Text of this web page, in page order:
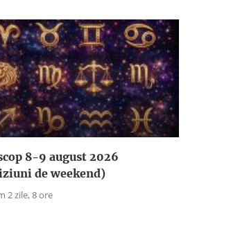
8-9 august 2026
de weekend)
2 zile, 8 ore